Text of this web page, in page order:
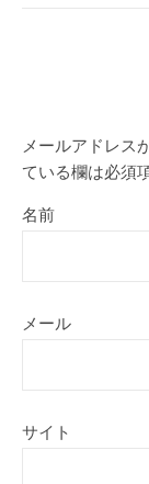
メールアドレス
ている欄は必須
名前
メール
サイト